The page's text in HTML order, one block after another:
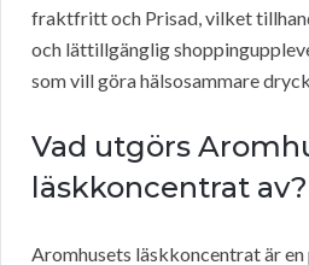
fraktfritt och Prisad, vilket
och lättillgänglig
som vill göra hälsosammare
Vad utgörs
läskkoncentrat av?
Aromhusets läskkoncentrat är